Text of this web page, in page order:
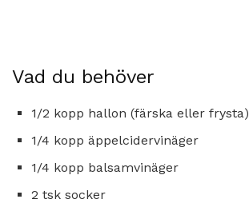
Vad du behöver
1/2 kopp hallon (färska eller frysta)
1/4 kopp äppelcidervinäger
1/4 kopp balsamvinäger
2 tsk socker